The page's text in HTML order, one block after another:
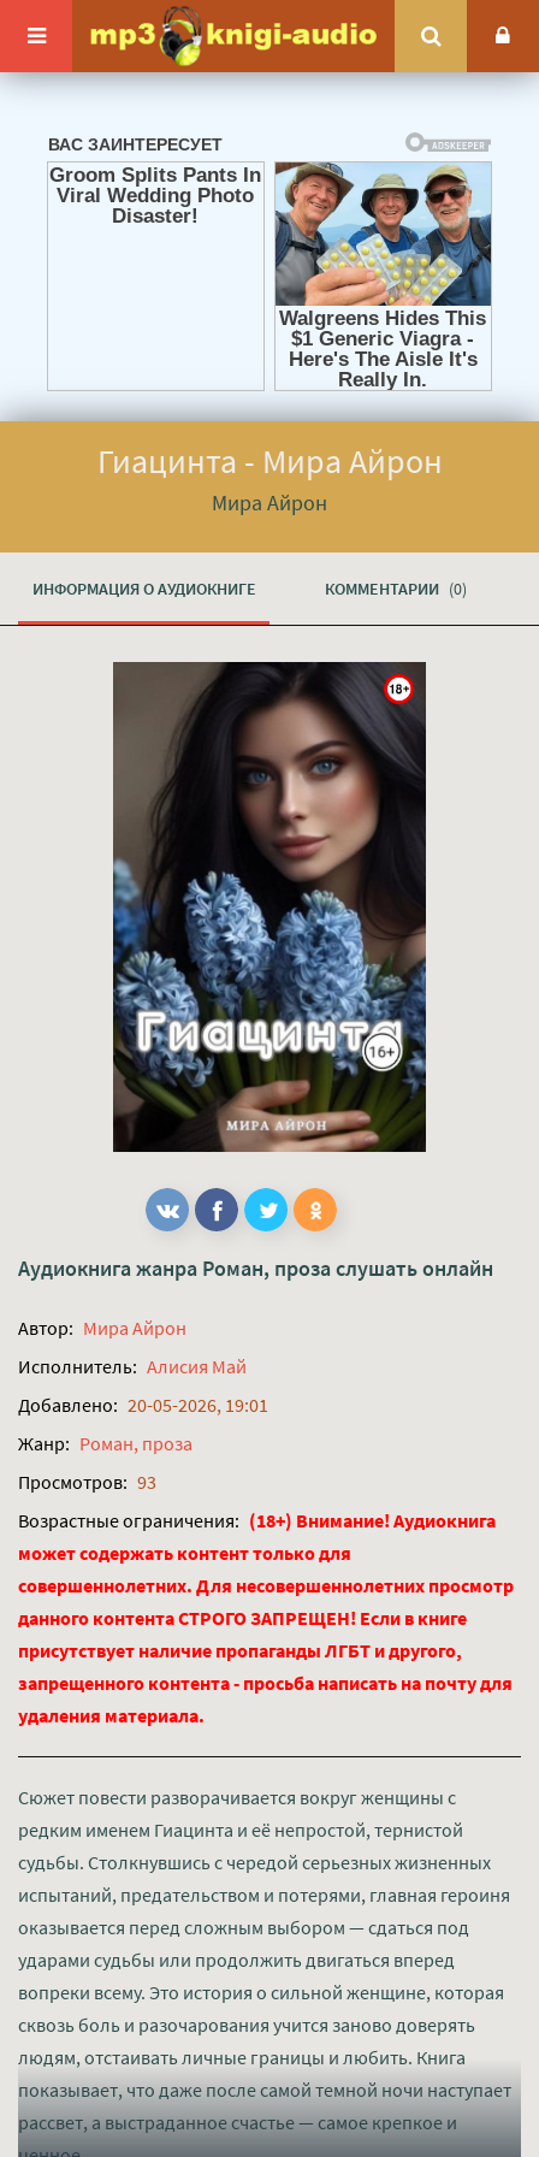
Гиацинта - Мира Айрон
Мира Айрон
ИНФОРМАЦИЯ О АУДИОКНИГЕ КОММЕНТАРИИ (0)
Аудиокнига жанра Роман, проза слушать онлайн
Автор: Мира Айрон
Исполнитель: Алисия Май
Добавлено: 20-05-2026, 19:01
Жанр: Роман, проза
Просмотров: 93
Возрастные ограничения: (18+) Внимание! Аудиокнига
может содержать контент только для
совершеннолетних. Для несовершеннолетних просмотр
данного контента СТРОГО ЗАПРЕЩЕН! Если в книге
присутствует наличие пропаганды ЛГБТ и другого,
запрещенного контента - просьба написать на почту для
удаления материала.
Сюжет повести разворачивается вокруг женщины с
редким именем Гиацинта и её непростой, тернистой
судьбы. Столкнувшись с чередой серьезных жизненных
испытаний, предательством и потерями, главная героиня
оказывается перед сложным выбором — сдаться под
ударами судьбы или продолжить двигаться вперед
вопреки всему. Это история о сильной женщине, которая
сквозь боль и разочарования учится заново доверять
людям, отстаивать личные границы и любить. Книга
показывает, что даже после самой темной ночи наступает
рассвет, а выстраданное счастье — самое крепкое и